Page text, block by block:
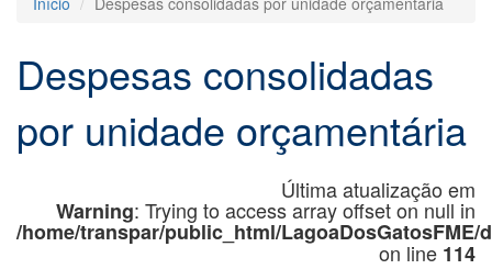
Despesas consolidadas
por unidade orçamentária
Última atualização em
Warning: Trying to access array offset on null in
/home/transpar/public_html/LagoaDosGatosFME/
on line 114